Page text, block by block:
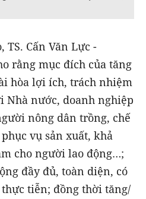
TS. Cấn Văn Lực -
rằng mục đích của tăng
hòa lợi ích, trách nhiệm
nước, doanh nghiệp
nông dân trồng, chế
vụ sản xuất, khả
cho người lao động…;
đầy đủ, toàn diện, có
thực tiễn; đồng thời tăng/